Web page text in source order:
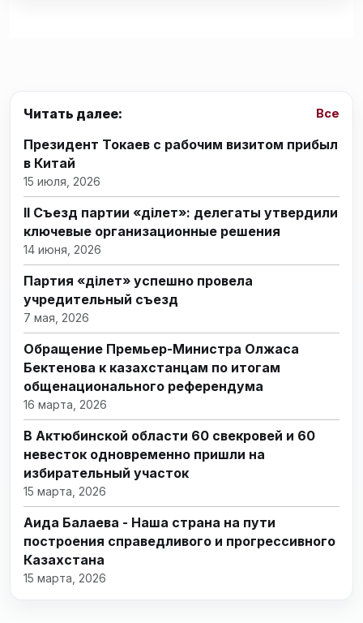
Читать далее: Все
Президент Токаев с рабочим визитом прибыл
в Китай
15 июля, 2026
II Съезд партии «Әділет»: делегаты утвердили
ключевые организационные решения
14 июня, 2026
Партия «Әділет» успешно провела
учредительный съезд
7 мая, 2026
Обращение Премьер-Министра Олжаса
Бектенова к казахстанцам по итогам
общенационального референдума
16 марта, 2026
В Актюбинской области 60 свекровей и 60
невесток одновременно пришли на
избирательный участок
15 марта, 2026
Аида Балаева - Наша страна на пути
построения справедливого и прогрессивного
Казахстана
15 марта, 2026